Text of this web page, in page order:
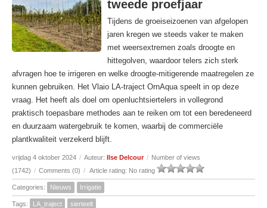
tweede proefjaar
Tijdens de groeiseizoenen van afgelopen
jaren kregen we steeds vaker te maken
met weersextremen zoals droogte en
hittegolven, waardoor telers zich sterk
afvragen hoe te irrigeren en welke droogte-mitigerende maatregelen ze
kunnen gebruiken. Het Vlaio LA-traject OrnAqua speelt in op deze
vraag. Het heeft als doel om openluchtsiertelers in vollegrond
praktisch toepasbare methodes aan te reiken om tot een beredeneerd
en duurzaam watergebruik te komen, waarbij de commerciële
plantkwaliteit verzekerd blijft.
vrijdag 4 oktober 2024 / Auteur: Ilse Delcour / Number of views
(1742) / Comments (0) / Article rating: No rating
Categories: Nieuws Irrigatie
Tags: LA_traject sierteelt